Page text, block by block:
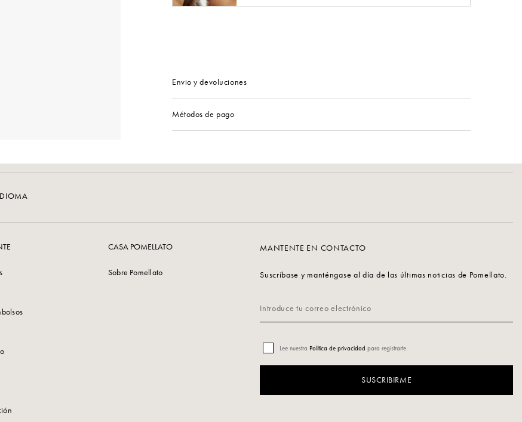
Envio y devoluciones
Métodos de pago
CASA POMELLATO
Sobre Pomellato
MANTENTE EN CONTACTO
Suscríbase y manténgase al día de las últimas noticias de Pomellato.
Lee nuestra Política de privacidadpara registrarte.
SUSCRIBIRME